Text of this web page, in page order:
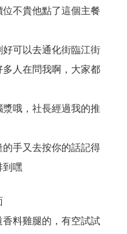
不貴他點了這個主餐
可以去通化街臨江街
人在問我啊，大家都
哦，社長經過我的推
手又去按你的話記得
到嘿
料雞腿的，有空試試